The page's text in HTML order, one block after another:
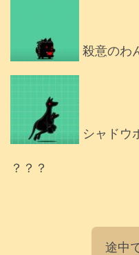
殺意のわ
シャドウ
？？？
途中